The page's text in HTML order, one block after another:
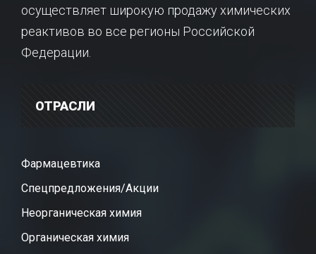
осуществляет широкую продажу химических
реактивов во все регионы Российской
Федерации.
ОТРАСЛИ
Фармацевтика
Спецпредложения/Акции
Неорганическая химия
Органическая химия